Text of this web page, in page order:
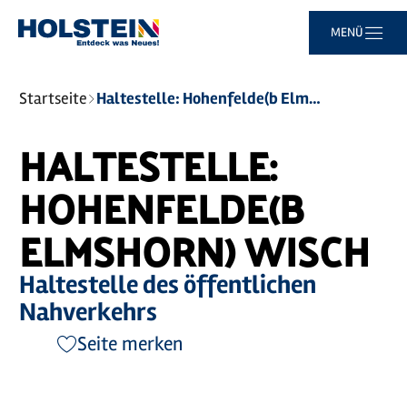
MENÜ
Sie
sind
Startseite Haltestelle: Hohenfelde(b Elmshorn) Wisch
HALTESTELLE:
HOHENFELDE(B
ELMSHORN) WISCH
Haltestelle des öffentlichen
Nahverkehrs
Seite merken